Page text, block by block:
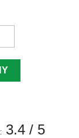
3.4/ 5